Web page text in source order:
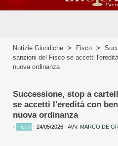
Notizie Giuridiche > Fisco >
sanzioni del Fisco se accetti
nuova ordinanza
Successione, stop a
se accetti l'eredità con
nuova ordinanza
• Fisco - 24/05/2026 -AVV. MARCO DE